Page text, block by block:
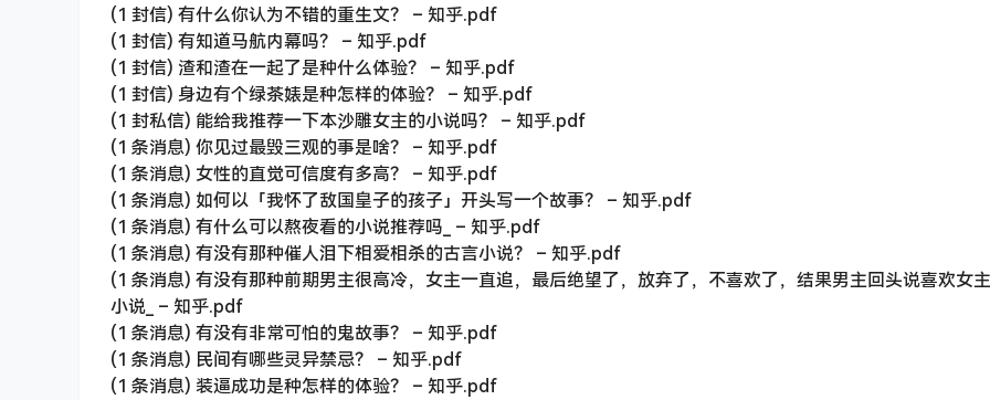
(1 封信) 有什么你认为不错的重生文？ – 知乎.pdf
(1 封信) 有知道马航内幕吗？ – 知乎.pdf
(1 封信) 渣和渣在一起了是种什么体验？ – 知乎.pdf
(1 封信) 身边有个绿茶婊是种怎样的体验？ – 知乎.pdf
(1 封私信) 能给我推荐一下本沙雕女主的小说吗？ – 知乎.pdf
(1 条消息) 你见过最毁三观的事是啥？ – 知乎.pdf
(1 条消息) 女性的直觉可信度有多高？ – 知乎.pdf
(1 条消息) 如何以「我怀了敌国皇子的孩子」开头写一个故事？ – 知乎.pdf
(1 条消息) 有什么可以熬夜看的小说推荐吗_ – 知乎.pdf
(1 条消息) 有没有那种催人泪下相爱相杀的古言小说？ – 知乎.pdf
(1 条消息) 有没有那种前期男主很高冷，女主一直追，最后绝望了，放弃了，不喜欢了，结果男主回头说喜欢女
小说_ – 知乎.pdf
(1 条消息) 有没有非常可怕的鬼故事？ – 知乎.pdf
(1 条消息) 民间有哪些灵异禁忌？ – 知乎.pdf
(1 条消息) 装逼成功是种怎样的体验？ – 知乎.pdf